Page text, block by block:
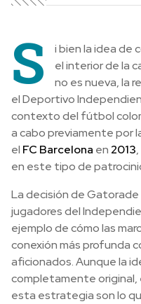
S
i bien la idea de
el interior de la
no es nueva, la
el Deportivo
contexto del fútbol
a cabo previamente por
el FC Barcelona en 2013
en este tipo de
La decisión de
jugadores del
ejemplo de cómo las
conexión más profunda
aficionados. Aunque la
completamente original,
esta estrategia son lo